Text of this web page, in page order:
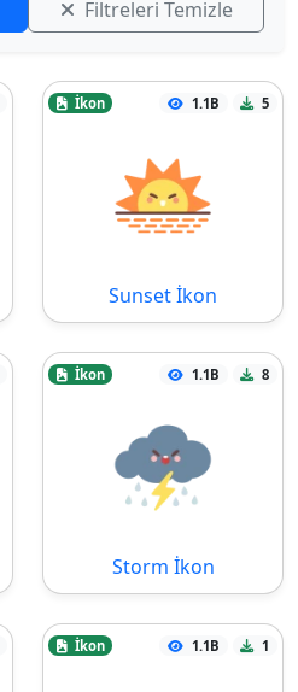
Filtreleri Temizle
İkon 1.1B 5
Sunset İkon
İkon 1.1B 8
Storm İkon
İkon 1.1B 1